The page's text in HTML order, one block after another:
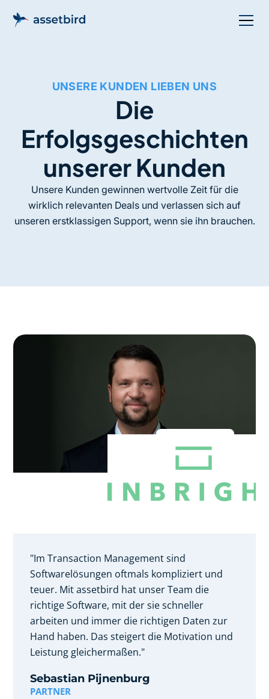
UNSERE KUNDEN LIEBEN UNS
Die
Erfolgsgeschichten
unserer Kunden
Unsere Kunden gewinnen wertvolle Zeit für die
wirklich relevanten Deals und verlassen sich auf
unseren erstklassigen Support, wenn sie ihn brauchen.
"Im Transaction Management sind
Softwarelösungen oftmals kompliziert und
teuer. Mit assetbird hat unser Team die
richtige Software, mit der sie schneller
arbeiten und immer die richtigen Daten zur
Hand haben. Das steigert die Motivation und
Leistung gleichermaßen."
Sebastian Pijnenburg
PARTNER